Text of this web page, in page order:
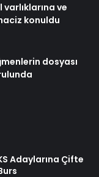
varlıklarına ve
konuldu
dosyası
Adaylarına Çifte